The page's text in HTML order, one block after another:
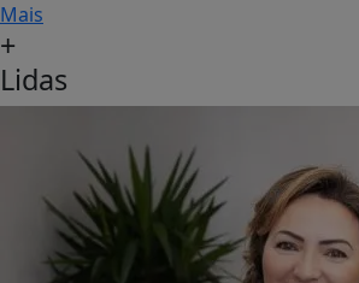
Mais
+
Lidas